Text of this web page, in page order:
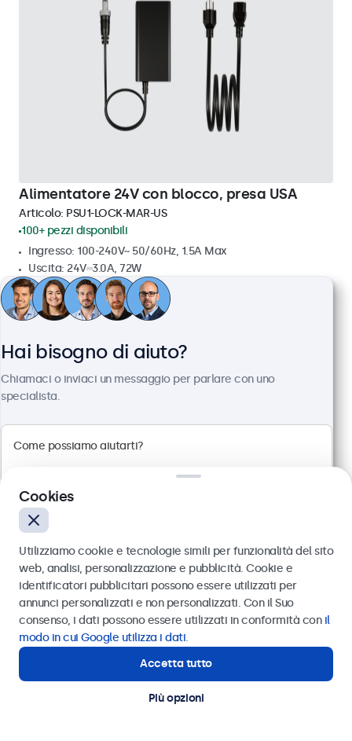
Alimentatore 24V con blocco, presa USA
Articolo: PSU1-LOCK-MAR-US
100+ pezzi disponibili
Ingresso: 100-240V~ 50/60Hz, 1.5A Max
Uscita: 24V⎓3.0A, 72W
Connettore DC: 5.5 mm DE × 2.1 mm DI
Lunghezza del cavo: 250 cm
€ 23,18 IVA incl.
Visualizza
Aggiungi al carrello
Ricevitore di infrarossi
3 pezzi disponibili
Estende l'IR del vostro Beetronics Monitor
Hai bisogno di aiuto?
Chiamaci o inviaci un messaggio per parlare con uno
specialista.
Inviare
Oppure chiamaci al
Contatta i nostri esperti
Cookies
Utilizziamo cookie e tecnologie simili per funzionalità del sito
web, analisi, personalizzazione e pubblicità. Cookie e
identificatori pubblicitari possono essere utilizzati per
annunci personalizzati e non personalizzati. Con il Suo
consenso, i dati possono essere utilizzati in conformità con il
modo in cui Google utilizza i dati.
Accetta tutto
Più opzioni